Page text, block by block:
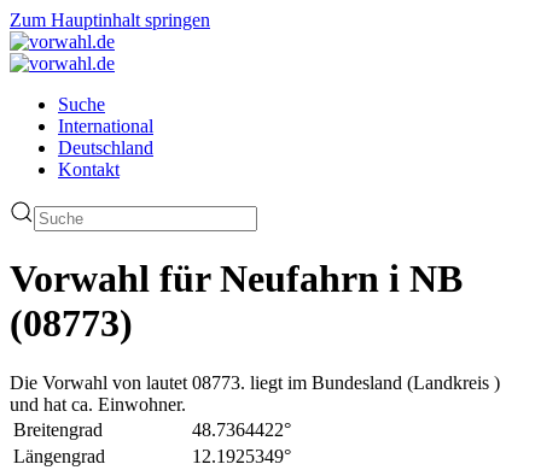
Zum Hauptinhalt springen
Suche
International
Deutschland
Kontakt
Vorwahl für Neufahrn i NB
(08773)
Die Vorwahl von lautet 08773. liegt im Bundesland (Landkreis )
und hat ca. Einwohner.
Breitengrad
48.7364422°
Längengrad
12.1925349°